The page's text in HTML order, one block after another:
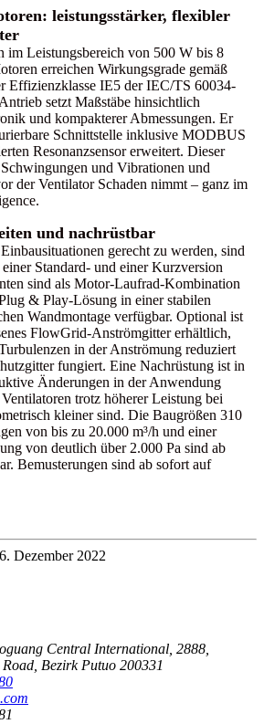
leistungsstärker, flexibler
im Leistungsbereich von 500 W bis 8
erreichen Wirkungsgrade gemäß
Effizienzklasse IE5 der IEC/TS 60034-
setzt Maßstäbe hinsichtlich
und kompakterer Abmessungen. Er
Schnittstelle inklusive MODBUS
Resonanzsensor erweitert. Dieser
und Vibrationen und
der Ventilator Schaden nimmt – ganz im
und nachrüstbar
gerecht zu werden, sind
Standard- und einer Kurzversion
sind als Motor-Laufrad-Kombination
& Play-Lösung in einer stabilen
Wandmontage verfügbar. Optional ist
FlowGrid-Anströmgitter erhältlich,
in der Anströmung reduziert
fungiert. Eine Nachrüstung ist in
Änderungen in der Anwendung
trotz höherer Leistung bei
kleiner sind. Die Baugrößen 310
von bis zu 20.000 m³/h und einer
von deutlich über 2.000 Pa sind ab
Bemusterungen sind ab sofort auf
Dezember 2022
Central International, 2888,
Bezirk Putuo 200331